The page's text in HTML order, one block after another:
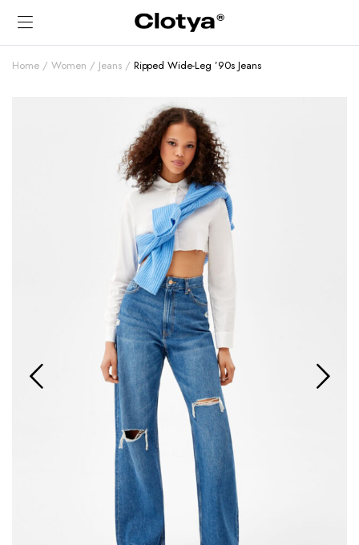
Home Women Jeans Ripped Wide-Leg ’90s Jeans